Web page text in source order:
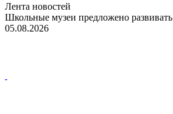
Лента новостей
Школьные музеи предложено развивать
05.08.2026